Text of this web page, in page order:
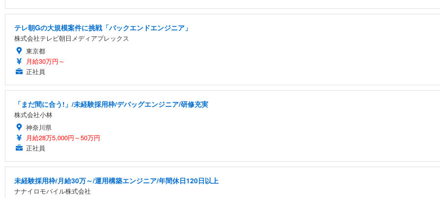
テレ朝Gの大規模案件に挑戦「バックエンドエンジニア」
株式会社テレビ朝日メディアプレックス
東京都
月給30万円～
正社員
「まだ間に合う!」/未経験採用枠/デバッグエンジニア/研修充実
株式会社小林
神奈川県
月給28万5,000円～50万円
正社員
未経験採用枠/月給30万～/運用構築エンジニア/年間休日120日以上
ナナイロモバイル株式会社